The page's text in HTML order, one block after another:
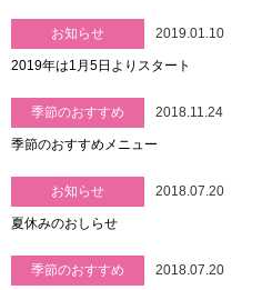
お知らせ 2019.01.10
2019年は1月5日よりスタート
季節のおすすめ 2018.11.24
季節のおすすめメニュー
お知らせ 2018.07.20
夏休みのおしらせ
季節のおすすめ 2018.07.20